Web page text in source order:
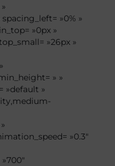
»0% »
»0px »
»26px »
» »
»default »
»0.3″